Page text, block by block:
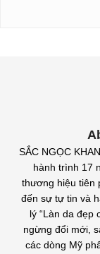
SẮC NGỌC
hành trình 17
thương hiệu tiên
đến sự tự tin và
lý “Làn da đẹp
ngừng đổi mới,
các dòng Mỹ